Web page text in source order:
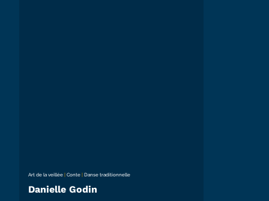
Art de la veillée |Conte |Danse traditionnelle
Danielle Godin